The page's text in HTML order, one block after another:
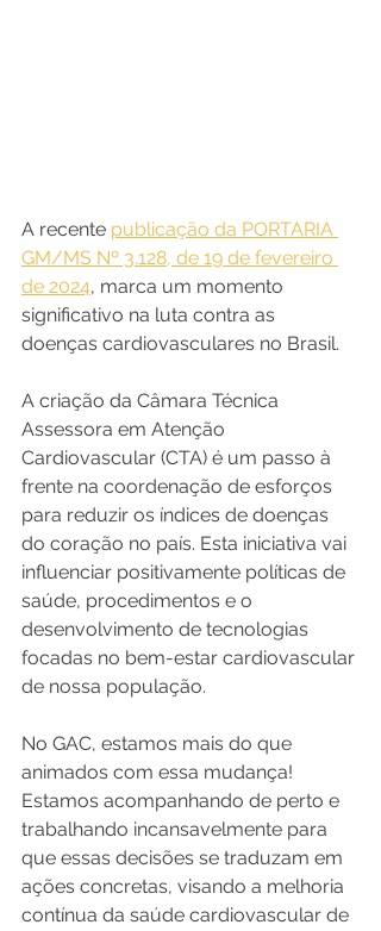
A recente publicação da PORTARIA
GM/MS Nº 3.128, de 19 de fevereiro
de 2024, marca um momento
significativo na luta contra as
doenças cardiovasculares no Brasil.
A criação da Câmara Técnica
Assessora em Atenção
Cardiovascular (CTA) é um passo à
frente na coordenação de esforços
para reduzir os índices de doenças
do coração no país. Esta iniciativa vai
influenciar positivamente políticas de
saúde, procedimentos e o
desenvolvimento de tecnologias
focadas no bem-estar cardiovascular
de nossa população.
No GAC, estamos mais do que
animados com essa mudança!
Estamos acompanhando de perto e
trabalhando incansavelmente para
que essas decisões se traduzam em
ações concretas, visando a melhoria
contínua da saúde cardiovascular de